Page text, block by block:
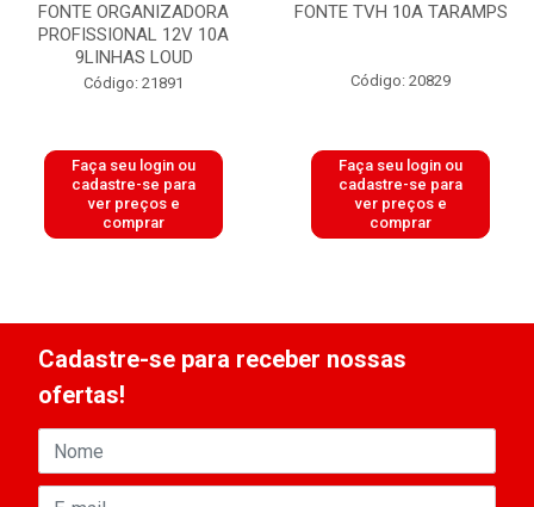
FONTE ORGANIZADORA
PROFISSIONAL 12V 10A
9LINHAS LOUD
Código: 21891
Faça seu login ou
cadastre-se para
ver preços e
comprar
FONTE TVH 10A TARAMPS
Código: 20829
Faça seu login ou
cadastre-se para
ver preços e
comprar
Cadastre-se para receber nossas
ofertas!